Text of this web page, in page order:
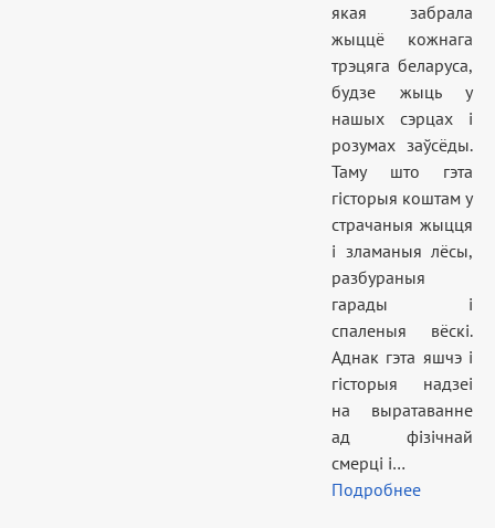
якая забрала
жыццё кожнага
трэцяга беларуса,
будзе жыць у
нашых сэрцах і
розумах заўсёды.
Таму што гэта
гісторыя коштам у
страчаныя жыцця
і зламаныя лёсы,
разбураныя
гарады і
спаленыя вёскі.
Аднак гэта яшчэ і
гісторыя надзеі
на выратаванне
ад фізічнай
смерці і…
Подробнее